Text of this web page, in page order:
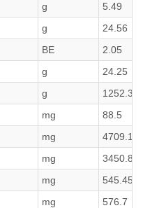
g
5.49
g
24.56
BE
2.05
g
24.25
g
1252.39
mg
88.5
mg
4709.1
mg
3450.85
mg
545.45
mg
576.7